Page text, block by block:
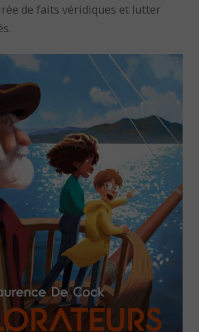
de faits véridiques et lutter